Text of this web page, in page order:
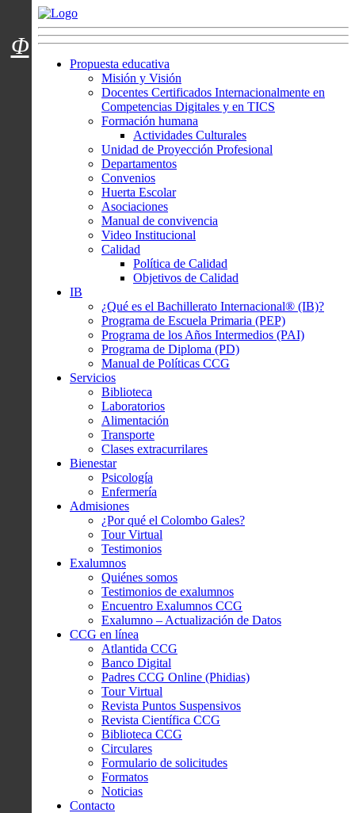
Menú usuarios
Propuesta educativa
Misión y Visión
Docentes Certificados Internacionalmente en
Competencias Digitales y en TICS
Formación humana
Actividades Culturales
Unidad de Proyección Profesional
Departamentos
Convenios
Huerta Escolar
Asociaciones
Manual de convivencia
Video Institucional
Calidad
Política de Calidad
Objetivos de Calidad
IB
¿Qué es el Bachillerato Internacional® (IB)?
Programa de Escuela Primaria (PEP)
Programa de los Años Intermedios (PAI)
Programa de Diploma (PD)
Manual de Políticas CCG
Servicios
Biblioteca
Laboratorios
Alimentación
Transporte
Clases extracurrilares
Bienestar
Psicología
Enfermería
Admisiones
¿Por qué el Colombo Gales?
Tour Virtual
Testimonios
Exalumnos
Quiénes somos
Testimonios de exalumnos
Encuentro Exalumnos CCG
Exalumno – Actualización de Datos
CCG en línea
Atlantida CCG
Banco Digital
Padres CCG Online (Phidias)
Tour Virtual
Revista Puntos Suspensivos
Revista Científica CCG
Biblioteca CCG
Circulares
Formulario de solicitudes
Formatos
Noticias
Contacto
Φ